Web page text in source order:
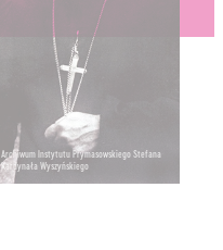
Archiwum Instytutu Prymasowskiego Stefana
Kardynała Wyszyńskiego